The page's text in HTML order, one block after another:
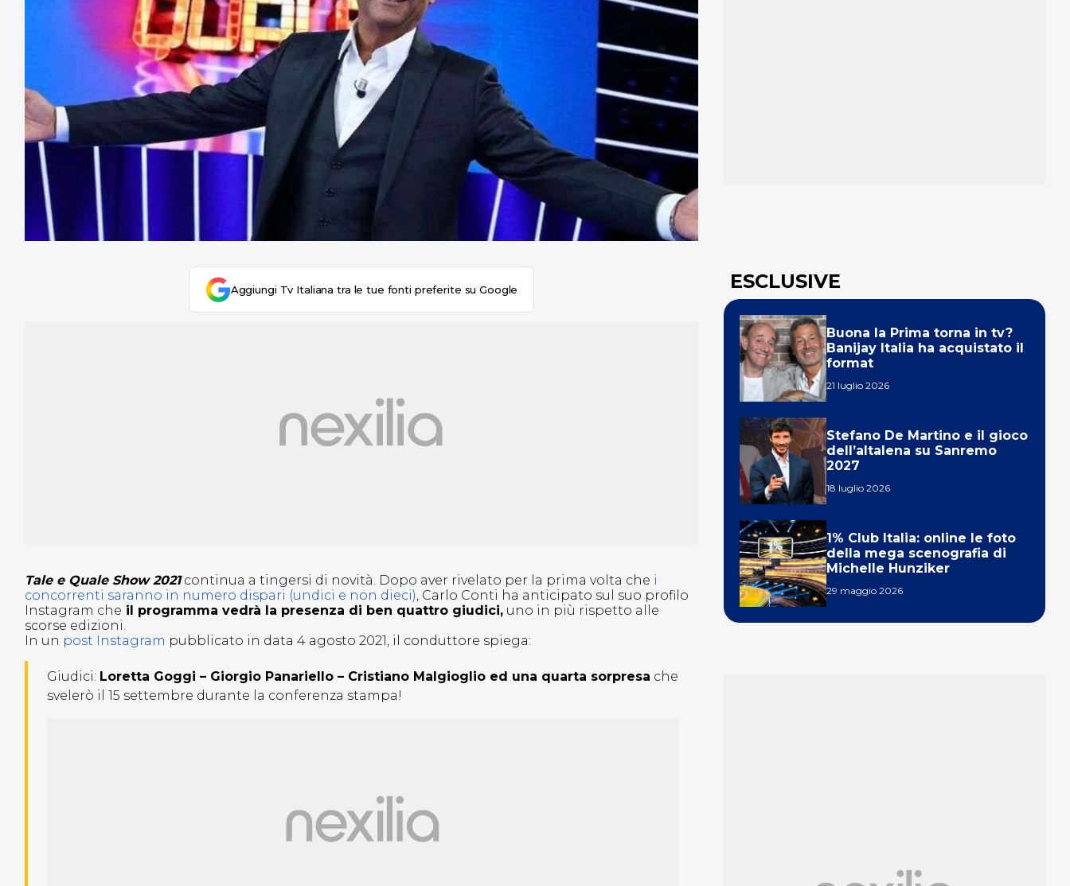
Aggiungi Tv Italiana tra le tue fonti preferite su Google
Tale e Quale Show 2021continua a tingersi di novità. Dopo aver rivelato per la prima volta che i
concorrenti saranno in numero dispari (undici e non dieci), Carlo Conti ha anticipato sul suo profilo
Instagram che il programma vedrà la presenza di ben quattro giudici, uno in più rispetto alle
scorse edizioni.
In un post Instagram pubblicato in data 4 agosto 2021, il conduttore spiega:
Giudici: Loretta Goggi – Giorgio Panariello – Cristiano Malgioglio ed una quarta sorpresa che
svelerò il 15 settembre durante la conferenza stampa!
ESCLUSIVE
Buona la Prima torna in tv?
Banijay Italia ha acquistato il
format
21 luglio 2026
Stefano De Martino e il gioco
dell’altalena su Sanremo
2027
18 luglio 2026
1% Club Italia: online le foto
della mega scenografia di
Michelle Hunziker
29 maggio 2026